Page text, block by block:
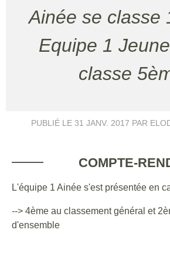
Ainée se classe
Equipe 1
classe
PUBLIÉ LE 31 JANV. 2017 PAR
COMPTE-
L'équipe 1 Ainée s'est présentée en
--> 4ème au classement général et
d'ensemble